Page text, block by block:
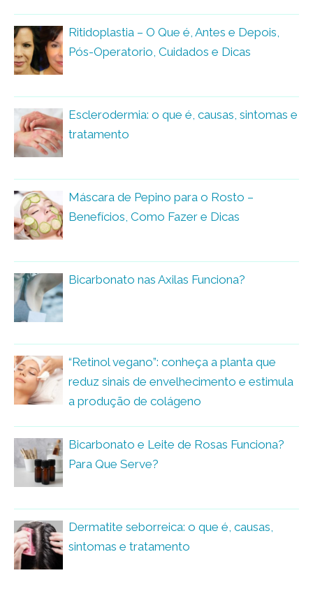
Ritidoplastia – O Que é, Antes e Depois,
Pós-Operatorio, Cuidados e Dicas
Esclerodermia: o que é, causas, sintomas e
tratamento
Máscara de Pepino para o Rosto –
Benefícios, Como Fazer e Dicas
Bicarbonato nas Axilas Funciona?
“Retinol vegano”: conheça a planta que
reduz sinais de envelhecimento e estimula
a produção de colágeno
Bicarbonato e Leite de Rosas Funciona?
Para Que Serve?
Dermatite seborreica: o que é, causas,
sintomas e tratamento